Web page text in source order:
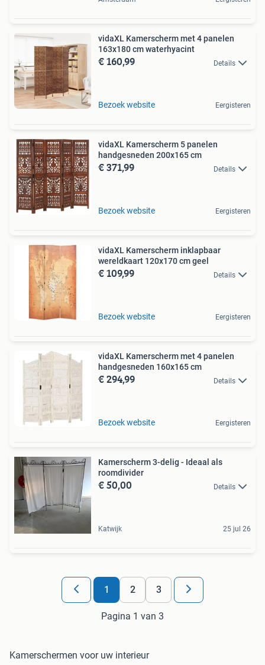
vidaXL Kamerscherm met 4 panelen
163x180 cm waterhyacint
€ 160,99 Details
Bezoek website Eergisteren
vidaXL Kamerscherm 5 panelen
handgesneden 200x165 cm
€ 371,99 Details
Bezoek website Eergisteren
vidaXL Kamerscherm inklapbaar
wereldkaart 120x170 cm geel
€ 109,99 Details
Bezoek website Eergisteren
vidaXL Kamerscherm met 4 panelen
handgesneden 160x165 cm
€ 294,99 Details
Bezoek website Eergisteren
Kamerscherm 3-delig - Ideaal als
roomdivider
€ 50,00 Details
Katwijk 25 jul 26
1 2 3
Pagina 1 van 3
Kamerschermen voor uw interieur